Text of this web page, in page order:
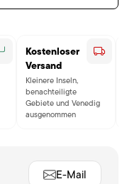
Kostenloser
Versand
Kleinere Inseln,
benachteiligte
Gebiete und Venedig
ausgenommen
E-Mail